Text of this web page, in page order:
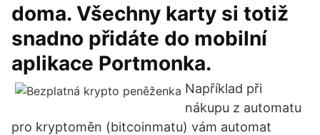
doma. Všechny karty si totiž
snadno přidáte do mobilní
aplikace Portmonka.
Například při
nákupu z automatu
pro kryptoměn (bitcoinmatu) vám automat